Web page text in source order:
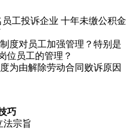
员工投诉企业 十年未缴公积金
度对员工加强管理？特别是
位员工的管理？
为由解除劳动合同败诉原因
巧
法宗旨